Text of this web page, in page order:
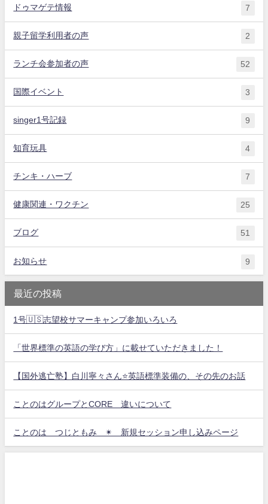
ドゥマゲテ情報 7
親子留学利用者の声 2
ランチ会参加者の声 52
国際イベント 3
singer1号記録 9
知育玩具 4
チンキ・ハーブ 7
健康関連・ワクチン 25
ブログ 51
お知らせ 9
最近の投稿
1号🇺🇸志望校サマーキャンプ参加いろいろ
「世界標準の英語の学び方」に載せていただきました！
【国外逃亡塾】白川寧々さん⭐️英語標準装備の、その先のお話
ことのはグループとCORE 違いについて
ことのは つじともみ ✴︎ 新規セッション申し込みページ